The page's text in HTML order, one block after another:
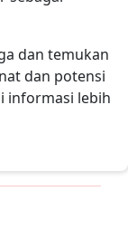
dan temukan
dan potensi
informasi lebih